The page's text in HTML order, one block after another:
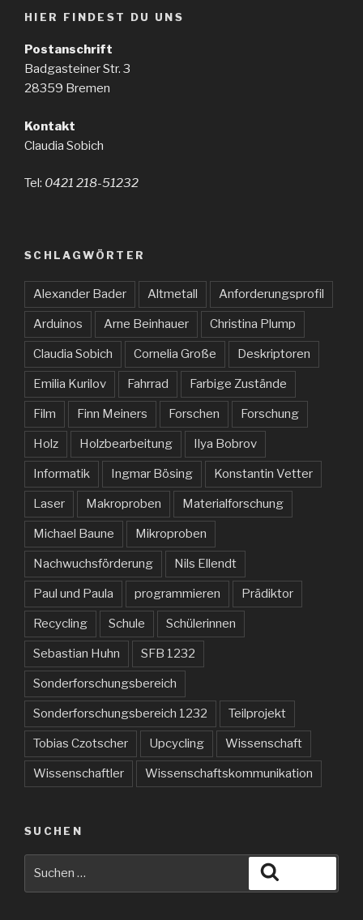
HIER FINDEST DU UNS
Postanschrift
Badgasteiner Str. 3
28359 Bremen
Kontakt
Claudia Sobich
Tel: 0421 218-51232
SCHLAGWÖRTER
Alexander Bader Altmetall Anforderungsprofil
Arduinos Arne Beinhauer Christina Plump
Claudia Sobich Cornelia Große Deskriptoren
Emilia Kurilov Fahrrad Farbige Zustände
Film Finn Meiners Forschen Forschung
Holz Holzbearbeitung Ilya Bobrov
Informatik Ingmar Bösing Konstantin Vetter
Laser Makroproben Materialforschung
Michael Baune Mikroproben
Nachwuchsförderung Nils Ellendt
Paul und Paula programmieren Prädiktor
Recycling Schule Schülerinnen
Sebastian Huhn SFB 1232
Sonderforschungsbereich
Sonderforschungsbereich 1232 Teilprojekt
Tobias Czotscher Upcycling Wissenschaft
Wissenschaftler Wissenschaftskommunikation
SUCHEN